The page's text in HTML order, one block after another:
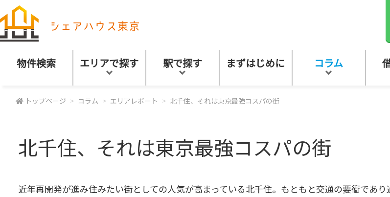
物件検索 エリアで探す 駅で探す まずはじめに コラム
トップページ コラム エリアレポート 北千住、それは東京最強コスパの街
北千住、それは東京最強コスパの街
近年再開発が進み住みたい街としての人気が高まっている北千住。もともと交通の要衝であり